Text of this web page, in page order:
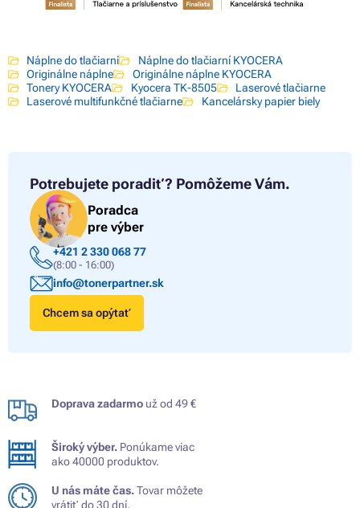
Náplne do tlačiarní
Náplne do tlačiarní KYOCERA
Originálne náplne
Originálne náplne KYOCERA
Tonery KYOCERA
Kyocera TK-8505
Laserové tlačiarne
Laserové multifunkčné tlačiarne
Kancelársky papier biely
Potrebujete poradiť? Pomôžeme Vám.
Poradca
pre výber
+421 2 330 068 77
(8:00 - 16:00)
info@tonerpartner.sk
Chcem sa opýtať
Doprava zadarmo už od 49 €
Široký výber. Ponúkame viac
ako 40000 produktov.
U nás máte čas.Tovar môžete
vrátiť do 30 dní.